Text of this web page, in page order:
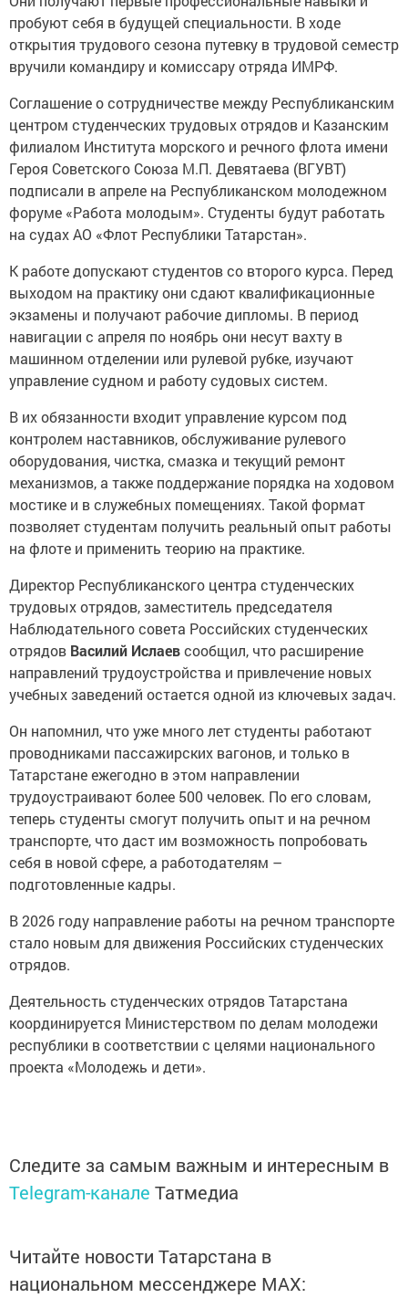
пробуют себя в будущей специальности. В ходе
открытия трудового сезона путевку в трудовой семестр
вручили командиру и комиссару отряда ИМРФ.
Соглашение о сотрудничестве между Республиканским
центром студенческих трудовых отрядов и Казанским
филиалом Института морского и речного флота имени
Героя Советского Союза М.П. Девятаева (ВГУВТ)
подписали в апреле на Республиканском молодежном
форуме «Работа молодым». Студенты будут работать
на судах АО «Флот Республики Татарстан».
К работе допускают студентов со второго курса. Перед
выходом на практику они сдают квалификационные
экзамены и получают рабочие дипломы. В период
навигации с апреля по ноябрь они несут вахту в
машинном отделении или рулевой рубке, изучают
управление судном и работу судовых систем.
В их обязанности входит управление курсом под
контролем наставников, обслуживание рулевого
оборудования, чистка, смазка и текущий ремонт
механизмов, а также поддержание порядка на ходовом
мостике и в служебных помещениях. Такой формат
позволяет студентам получить реальный опыт работы
на флоте и применить теорию на практике.
Директор Республиканского центра студенческих
трудовых отрядов, заместитель председателя
Наблюдательного совета Российских студенческих
отрядов Василий Ислаевсообщил, что расширение
направлений трудоустройства и привлечение новых
учебных заведений остается одной из ключевых задач.
Он напомнил, что уже много лет студенты работают
проводниками пассажирских вагонов, и только в
Татарстане ежегодно в этом направлении
трудоустраивают более 500 человек. По его словам,
теперь студенты смогут получить опыт и на речном
транспорте, что даст им возможность попробовать
себя в новой сфере, а работодателям –
подготовленные кадры.
В 2026 году направление работы на речном транспорте
стало новым для движения Российских студенческих
отрядов.
Деятельность студенческих отрядов Татарстана
координируется Министерством по делам молодежи
республики в соответствии с целями национального
проекта «Молодежь и дети».
Следите за самым важным и интересным в
Telegram-канале Татмедиа
Читайте новости Татарстана в
национальном мессенджере MАХ: